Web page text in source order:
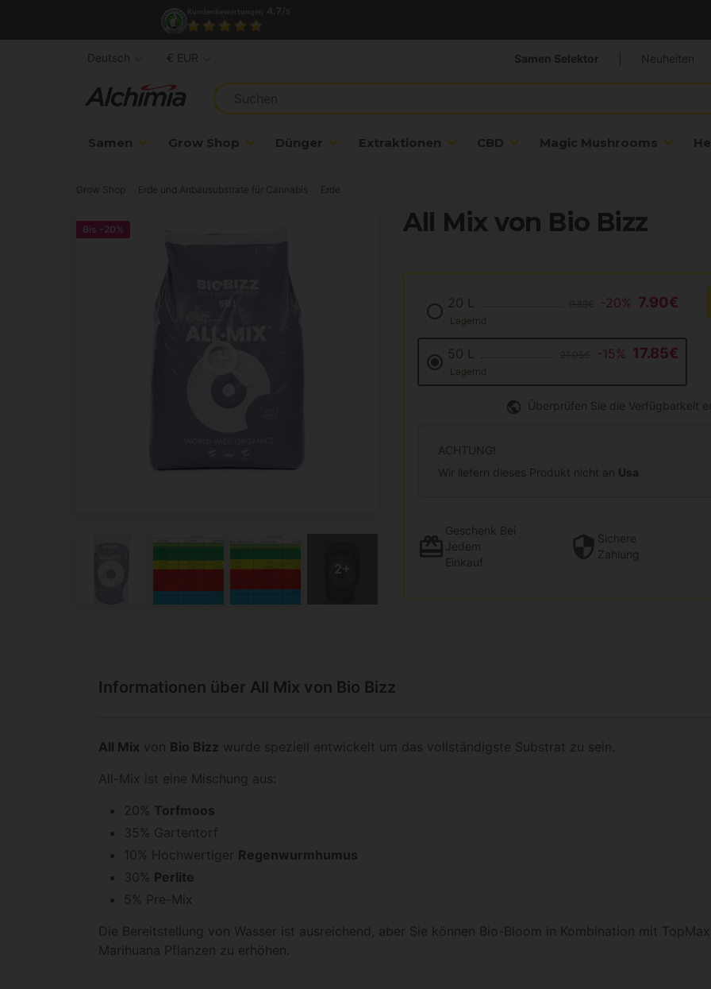
Samen Grow Shop Dünger Extraktionen CBD Magic Mushrooms
Samen Selektor Neuheiten
Deutsch € EUR
Grow Shop Erde und Anbausubstrate für Cannabis Erde
All Mix von Bio Bizz
Bis -20%
20 L -20% 7.90€
Lagernd
50 L -15% 17.85€
Lagernd
Überprüfen Sie die Verfügbarkeit
ACHTUNG!
Wir liefern dieses Produkt nicht an Usa
Geschenk Bei
Jedem
Einkauf
Sichere
Zahlung
Informationen über All Mix von Bio Bizz
All Mix von Bio Bizz wurde speziell entwickelt um das vollständigste Substrat zu sein.
All-Mix ist eine Mischung aus:
20% Torfmoos
35% Gartentorf
10% Hochwertiger Regenwurmhumus
30% Perlite
5% Pre-Mix
Die Bereitstellung von Wasser ist ausreichend, aber Sie können Bio-Bloom in Kombination mit
Marihuana Pflanzen zu erhöhen.